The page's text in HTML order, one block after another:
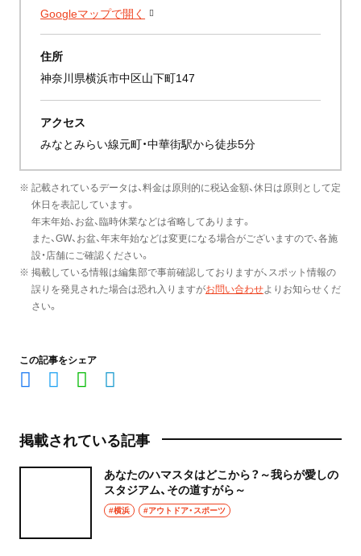
Googleマップで開く
住所
神奈川県横浜市中区山下町147
アクセス
みなとみらい線元町・中華街駅から徒歩5分
※ 記載されているデータは、料金は原則的に税込金額、休日は原則として定
休日を表記しています。
年末年始、お盆、臨時休業などは省略してあります。
また、GW、お盆、年末年始などは変更になる場合がございますので、各施
設・店舗にご確認ください。
※ 掲載している情報は編集部で事前確認しておりますが、スポット情報の
誤りを発見された場合は恐れ入りますがお問い合わせよりお知らせくだ
さい。
この記事をシェア
掲載されている記事
あなたのハマスタはどこから？～我らが愛しの
スタジアム、その道すがら～
#横浜 #アウトドア・スポーツ